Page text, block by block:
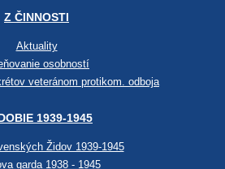
Z ČINNOSTI
Aktuality
osobností
veteránom protikom. odboja
1939-1945
Židov 1939-1945
garda 1938 - 1945